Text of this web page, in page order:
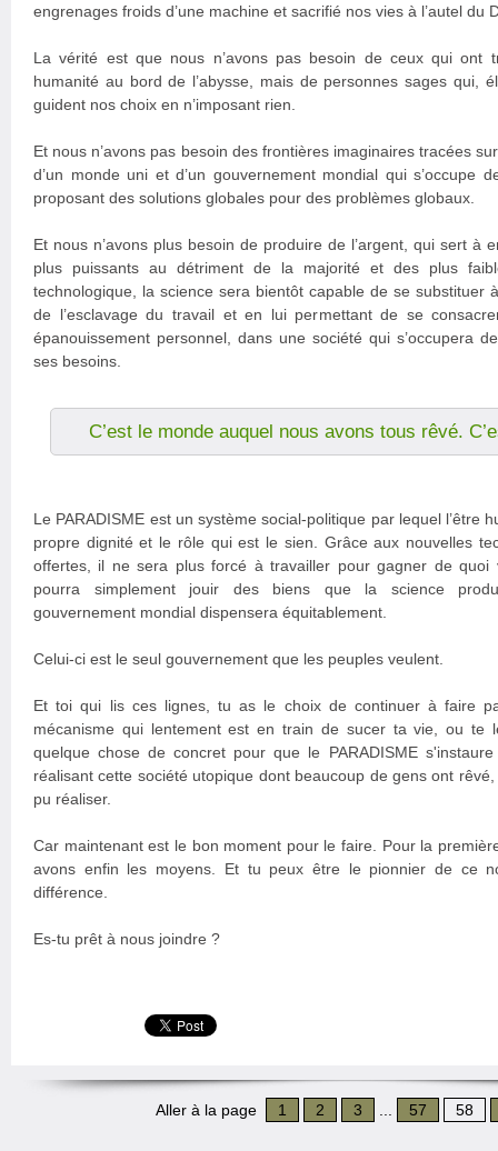
engrenages froids d’une machine et sacrifié nos vies à l’autel du
La vérité est que nous n’avons pas besoin de ceux qui ont
humanité au bord de l’abysse, mais de personnes sages qui,
guident nos choix en n’imposant rien.
Et nous n’avons pas besoin des frontières imaginaires tracées
d’un monde uni et d’un gouvernement mondial qui s’occupe
proposant des solutions globales pour des problèmes globaux.
Et nous n’avons plus besoin de produire de l’argent, qui sert à
plus puissants au détriment de la majorité et des plus
technologique, la science sera bientôt capable de se substituer
de l’esclavage du travail et en lui permettant de se
épanouissement personnel, dans une société qui s’occupera
ses besoins.
C’est le monde auquel nous avons tous rêvé.
Le PARADISME est un système social-politique par lequel l’être
propre dignité et le rôle qui est le sien. Grâce aux nouvelles
offertes, il ne sera plus forcé à travailler pour gagner de quoi
pourra simplement jouir des biens que la science
gouvernement mondial dispensera équitablement.
Celui-ci est le seul gouvernement que les peuples veulent.
Et toi qui lis ces lignes, tu as le choix de continuer à faire
mécanisme qui lentement est en train de sucer ta vie, ou te
quelque chose de concret pour que le PARADISME
réalisant cette société utopique dont beaucoup de gens ont
pu réaliser.
Car maintenant est le bon moment pour le faire. Pour la
avons enfin les moyens. Et tu peux être le pionnier de ce
différence.
Es-tu prêt à nous joindre ?
Aller à la page 1 2 3 57 58